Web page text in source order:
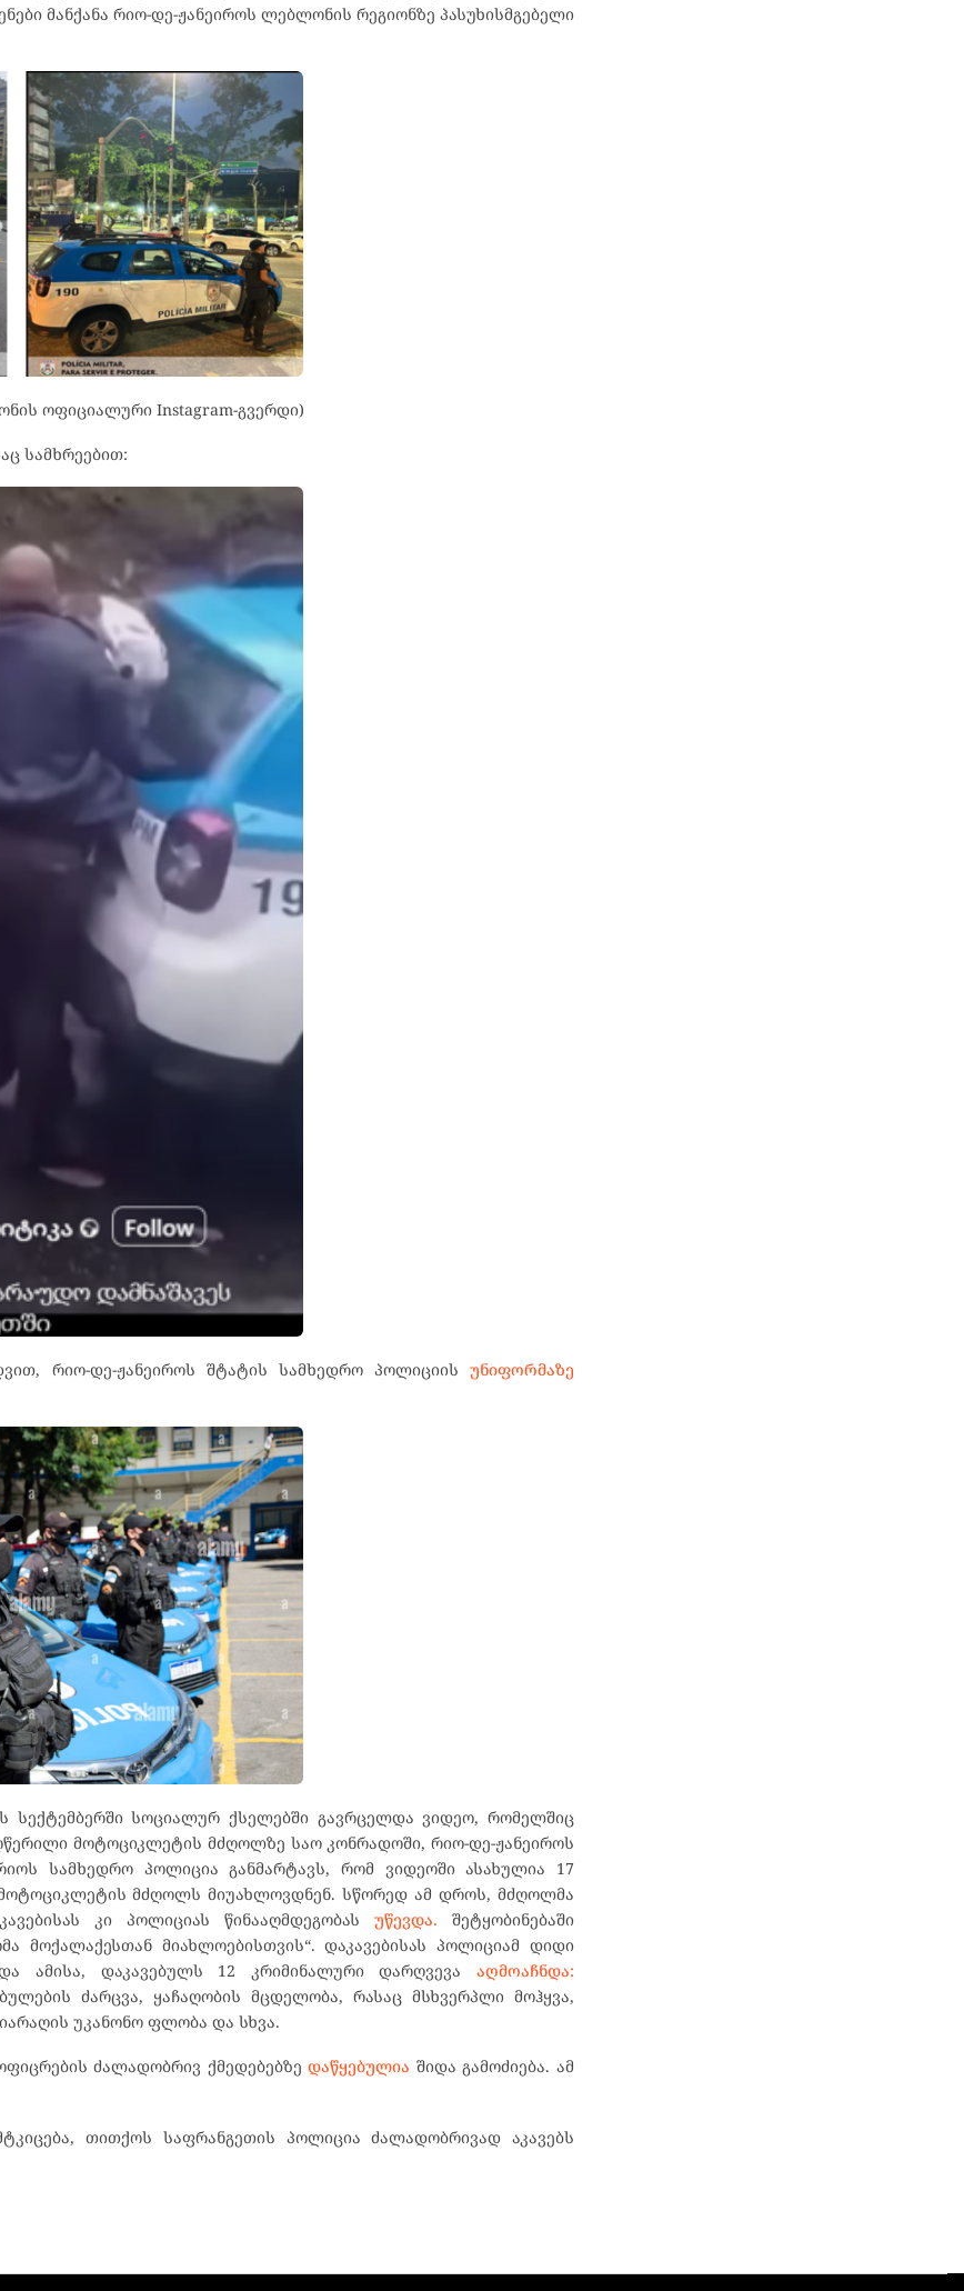
მანქანა რიო-დე-ჟანეიროს ლებლონის რეგიონზე პასუხისმგებელი
ოფიციალური Instagram-გვერდი)
სამხრეებით:
რიო-დე-ჟანეიროს შტატის სამხედრო პოლიციის უნიფორმაზე
სექტემბერში სოციალურ ქსელებში გავრცელდა ვიდეო, რომელშიც
მოტოციკლეტის მძღოლზე საო კონრადოში, რიო-დე-ჟანეიროს
სამხედრო პოლიცია განმარტავს, რომ ვიდეოში ასახულია 17
მოტოციკლეტის მძღოლს მიუახლოვდნენ. სწორედ ამ დროს, მძღოლმა
კი პოლიციას წინააღმდეგობას უწევდა. შეტყობინებაში
მოქალაქესთან მიახლოებისთვის“. დაკავებისას პოლიციამ დიდი
ამისა, დაკავებულს 12 კრიმინალური დარღვევააღმოაჩნდა:
ძარცვა, ყაჩაღობის მცდელობა, რასაც მსხვერპლი მოჰყვა,
უკანონო ფლობა და სხვა.
ძალადობრივ ქმედებებზედაწყებულია შიდა გამოძიება. ამ
თითქოს საფრანგეთის პოლიცია ძალადობრივად აკავებს